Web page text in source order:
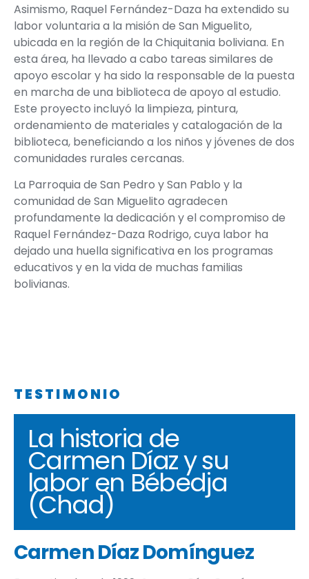
Asimismo, Raquel Fernández-Daza ha extendido su
labor voluntaria a la misión de San Miguelito,
ubicada en la región de la Chiquitania boliviana. En
esta área, ha llevado a cabo tareas similares de
apoyo escolar y ha sido la responsable de la puesta
en marcha de una biblioteca de apoyo al estudio.
Este proyecto incluyó la limpieza, pintura,
ordenamiento de materiales y catalogación de la
biblioteca, beneficiando a los niños y jóvenes de dos
comunidades rurales cercanas.
La Parroquia de San Pedro y San Pablo y la
comunidad de San Miguelito agradecen
profundamente la dedicación y el compromiso de
Raquel Fernández-Daza Rodrigo, cuya labor ha
dejado una huella significativa en los programas
educativos y en la vida de muchas familias
bolivianas.
TESTIMONIO
La historia de
Carmen Díaz y su
labor en Bébedja
(Chad)
Carmen Díaz Domínguez